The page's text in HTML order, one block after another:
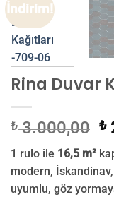
İndirim!
Rina Duvar
₺3.000,00
₺
₺
1 rulo ile 16,5 m²
modern,
uyumlu, göz